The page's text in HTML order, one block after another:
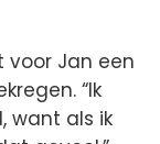
voor Jan een
“Ik
want als ik